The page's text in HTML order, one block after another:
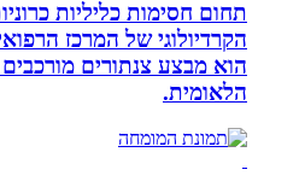
הקרדיולוגי של המרכז הרפואי
הוא מבצע צנתורים מורכבים
הלאומית.